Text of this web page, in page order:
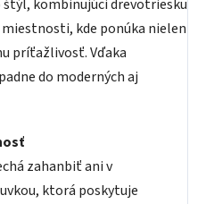
kombinujúci drevotriesku
kde ponúka nielen
príťažlivosť. Vďaka
do moderných aj
zahanbiť ani v
ktorá poskytuje